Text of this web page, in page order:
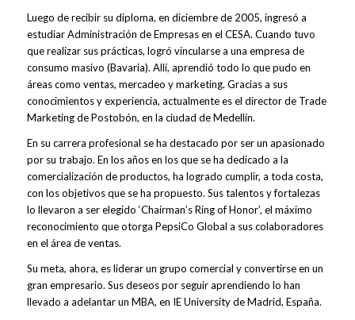
Luego de recibir su diploma, en diciembre de 2005, ingresó a
estudiar Administración de Empresas en el CESA. Cuando tuvo
que realizar sus prácticas, logró vincularse a una empresa de
consumo masivo (Bavaria). Allí, aprendió todo lo que pudo en
áreas como ventas, mercadeo y marketing. Gracias a sus
conocimientos y experiencia, actualmente es el director de Trade
Marketing de Postobón, en la ciudad de Medellín.
En su carrera profesional se ha destacado por ser un apasionado
por su trabajo. En los años en los que se ha dedicado a la
comercialización de productos, ha logrado cumplir, a toda costa,
con los objetivos que se ha propuesto. Sus talentos y fortalezas
lo llevaron a ser elegido ‘Chairman’s Ring of Honor’, el máximo
reconocimiento que otorga PepsiCo Global a sus colaboradores
en el área de ventas.
Su meta, ahora, es liderar un grupo comercial y convertirse en un
gran empresario. Sus deseos por seguir aprendiendo lo han
llevado a adelantar un MBA, en IE University de Madrid, España.